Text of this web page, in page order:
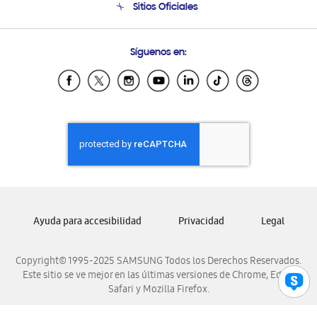
Soporte vía eMail
Sitios Oficiales
Samsung Ecuador
Samsung El Salvador
Samsung Honduras
Samsung Nicaragua
Samsung Panamá
Samsung Venezuela
Síguenos en:
Copyright© 1995-2025 SAMSUNG Todos los Derechos Reservados.
Este sitio se ve mejor en las últimas versiones de Chrome, Edge,
Safari y Mozilla Firefox.
Ayuda para accesibilidad Privacidad Legal